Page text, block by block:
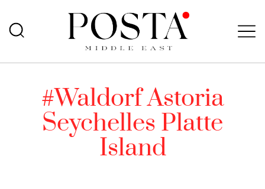
#Waldorf Astoria
Seychelles Platte
Island